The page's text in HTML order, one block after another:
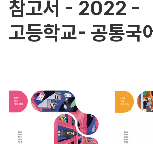
참고서 - 2022 -
고등학교- 공통국